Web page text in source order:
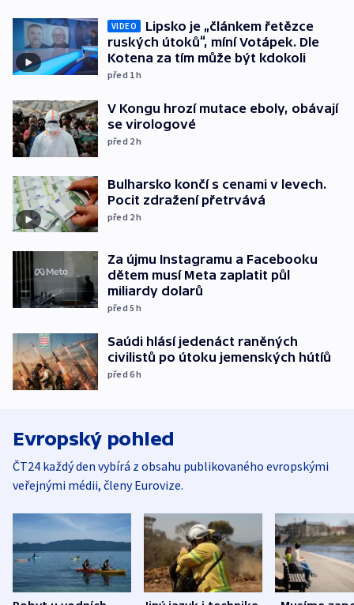
VIDEO
Lipsko je „článkem řetězce
ruských útoků“, míní Votápek. Dle
Kotena za tím může být kdokoli
před 1h
V Kongu hrozí mutace eboly, obávají
se virologové
před 2h
Bulharsko končí s cenami v levech.
Pocit zdražení přetrvává
před 2h
Za újmu Instagramu a Facebooku
dětem musí Meta zaplatit půl
miliardy dolarů
před 5h
Saúdi hlásí jedenáct raněných
civilistů po útoku jemenských hútíů
před 6h
Evropský pohled
ČT24 každý den vybírá z obsahu publikovaného evropskými
veřejnými médii, členy Eurovize.